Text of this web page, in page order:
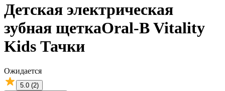
Детская электрическая
зубная щеткаOral-B Vitality
Kids Тачки
Ожидается
5.0 (2)